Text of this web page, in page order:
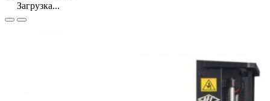
Загрузка...